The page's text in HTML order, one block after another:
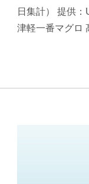
日集計） 提供
津軽一番マグロ